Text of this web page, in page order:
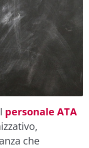
personale ATA
che